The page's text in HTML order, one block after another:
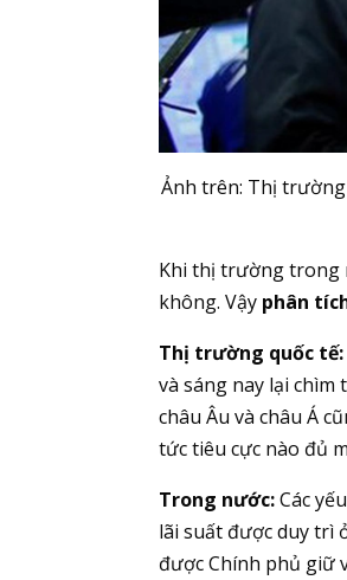
Ảnh trên: Thị trường
Khi thị trường trong
không. Vậy phân
Thị trường quốc tế:
và sáng nay lại chìm
châu Âu và châu Á
tức tiêu cực nào đủ
Trong nước:Các
lãi suất được duy trì
được Chính phủ giữ